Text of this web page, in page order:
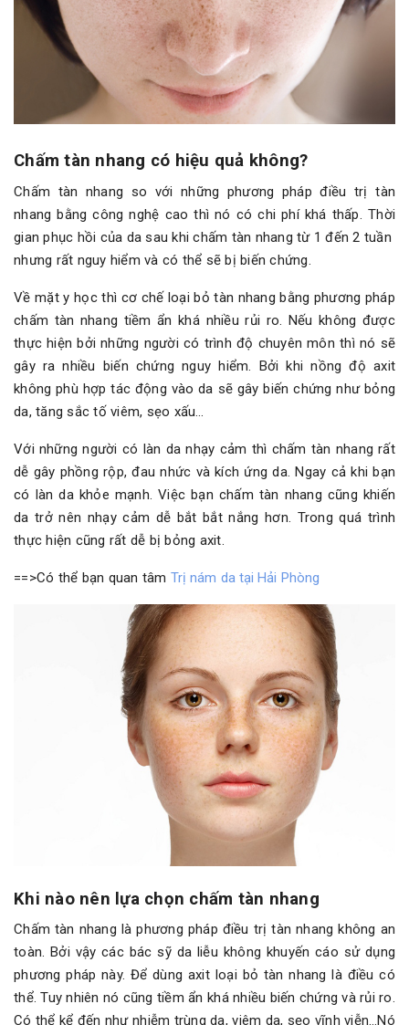
Chấm tàn nhang có hiệu quả không?
Chấm tàn nhang so với những phương pháp điều trị tàn
nhang bằng công nghệ cao thì nó có chi phí khá thấp. Thời
gian phục hồi của da sau khi chấm tàn nhang từ 1 đến 2 tuần
nhưng rất nguy hiểm và có thể sẽ bị biến chứng.
Về mặt y học thì cơ chế loại bỏ tàn nhang bằng phương pháp
chấm tàn nhang tiềm ẩn khá nhiều rủi ro. Nếu không được
thực hiện bởi những người có trình độ chuyên môn thì nó sẽ
gây ra nhiều biến chứng nguy hiểm. Bởi khi nồng độ axit
không phù hợp tác động vào da sẽ gây biến chứng như bỏng
da, tăng sắc tố viêm, sẹo xấu…
Với những người có làn da nhạy cảm thì chấm tàn nhang rất
dễ gây phồng rộp, đau nhức và kích ứng da. Ngay cả khi bạn
có làn da khỏe mạnh. Việc bạn chấm tàn nhang cũng khiến
da trở nên nhạy cảm dễ bắt bắt nắng hơn. Trong quá trình
thực hiện cũng rất dễ bị bỏng axit.
==>Có thể bạn quan tâm Trị nám da tại Hải Phòng
Khi nào nên lựa chọn chấm tàn nhang
Chấm tàn nhang là phương pháp điều trị tàn nhang không an
toàn. Bởi vậy các bác sỹ da liễu không khuyến cáo sử dụng
phương pháp này. Để dùng axit loại bỏ tàn nhang là điều có
thể. Tuy nhiên nó cũng tiềm ẩn khá nhiều biến chứng và rủi ro.
Có thể kể đến như nhiễm trùng da, viêm da, sẹo vĩnh viễn…Nó